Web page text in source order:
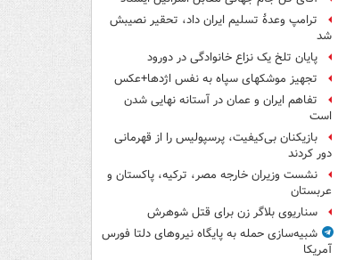
ترامپ وعدۀ تسلیم ایران داد، تحقیر نصیبش
شد
پایان تلخ یک نزاع خانوادگی در دورود
تجهیز موشکهای سپاه به نفس اژدها+عکس
تفاهم ایران و عمان در آستانه نهایی شدن
است
بازیکنان بی‌کیفیت، پرسپولیس را از قهرمانی
دور کردند
نشست وزیران خارجه مصر، ترکیه، پاکستان و
عربستان
سناریوی بلاگر زن برای قتل شوهرش
شبیه‌سازی حمله به پایگاه نیروهای دلتا فورس
آمریکا